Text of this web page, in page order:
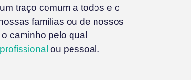
traço comum a todos e o
famílias ou de nossos
caminho pelo qual
ou pessoal.